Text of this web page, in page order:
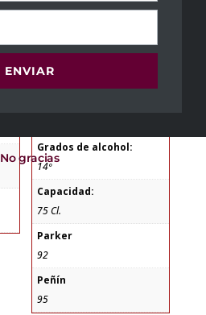
Zona:
Variedad:
Grados de alcohol:
14º
Capacidad:
75 Cl.
Parker
92
Peñín
95
ENVIAR
No gracias